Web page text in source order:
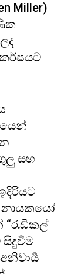
Miller)
සහ
නායකයෝ
සිදුවීම